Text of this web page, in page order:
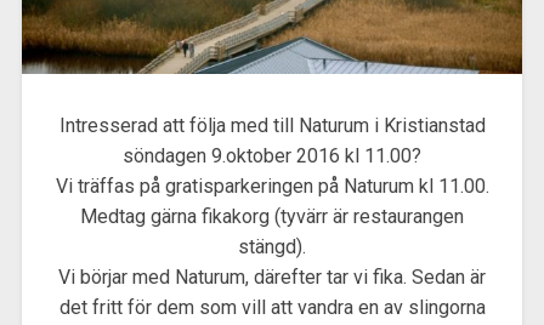
Intresserad att följa med till Naturum i Kristianstad
söndagen 9.oktober 2016 kl 11.00?
Vi träffas på gratisparkeringen på Naturum kl 11.00.
Medtag gärna fikakorg (tyvärr är restaurangen
stängd).
Vi börjar med Naturum, därefter tar vi fika. Sedan är
det fritt för dem som vill att vandra en av slingorna